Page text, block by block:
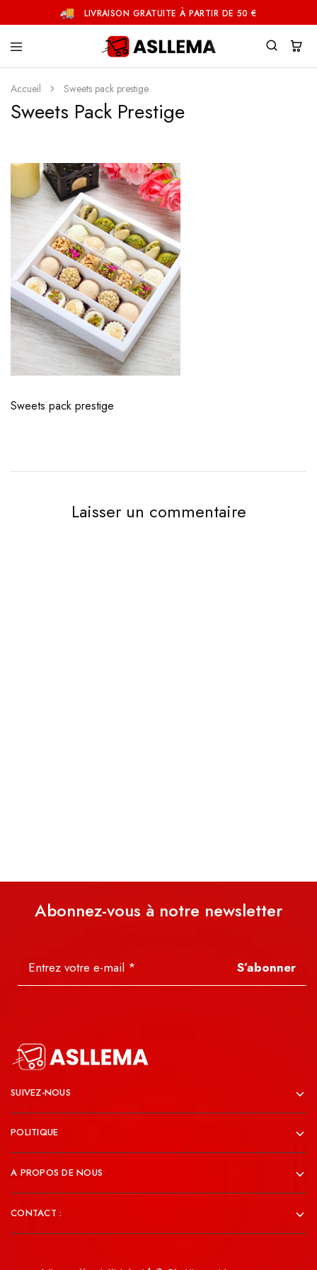
LIVRAISON GRATUITE À PARTIR DE 50 €
Accueil Sweets pack prestige
Sweets Pack Prestige
Sweets pack prestige
Laisser un commentaire
Abonnez-vous à notre newsletter
S’abonner
SUIVEZ-NOUS
POLITIQUE
A PROPOS DE NOUS
CONTACT :